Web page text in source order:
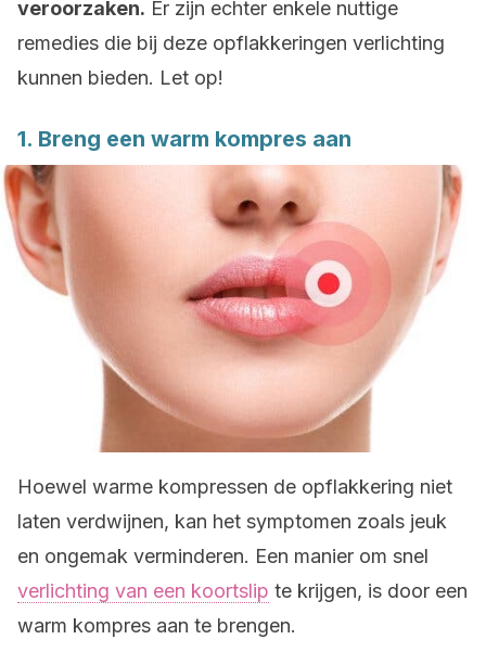
veroorzaken. Er zijn echter enkele nuttige
remedies die bij deze opflakkeringen verlichting
kunnen bieden. Let op!
1. Breng een warm kompres aan
Hoewel warme kompressen de opflakkering niet
laten verdwijnen, kan het symptomen zoals jeuk
en ongemak verminderen. Een manier om snel
verlichting van een koortslip te krijgen, is door een
warm kompres aan te brengen.